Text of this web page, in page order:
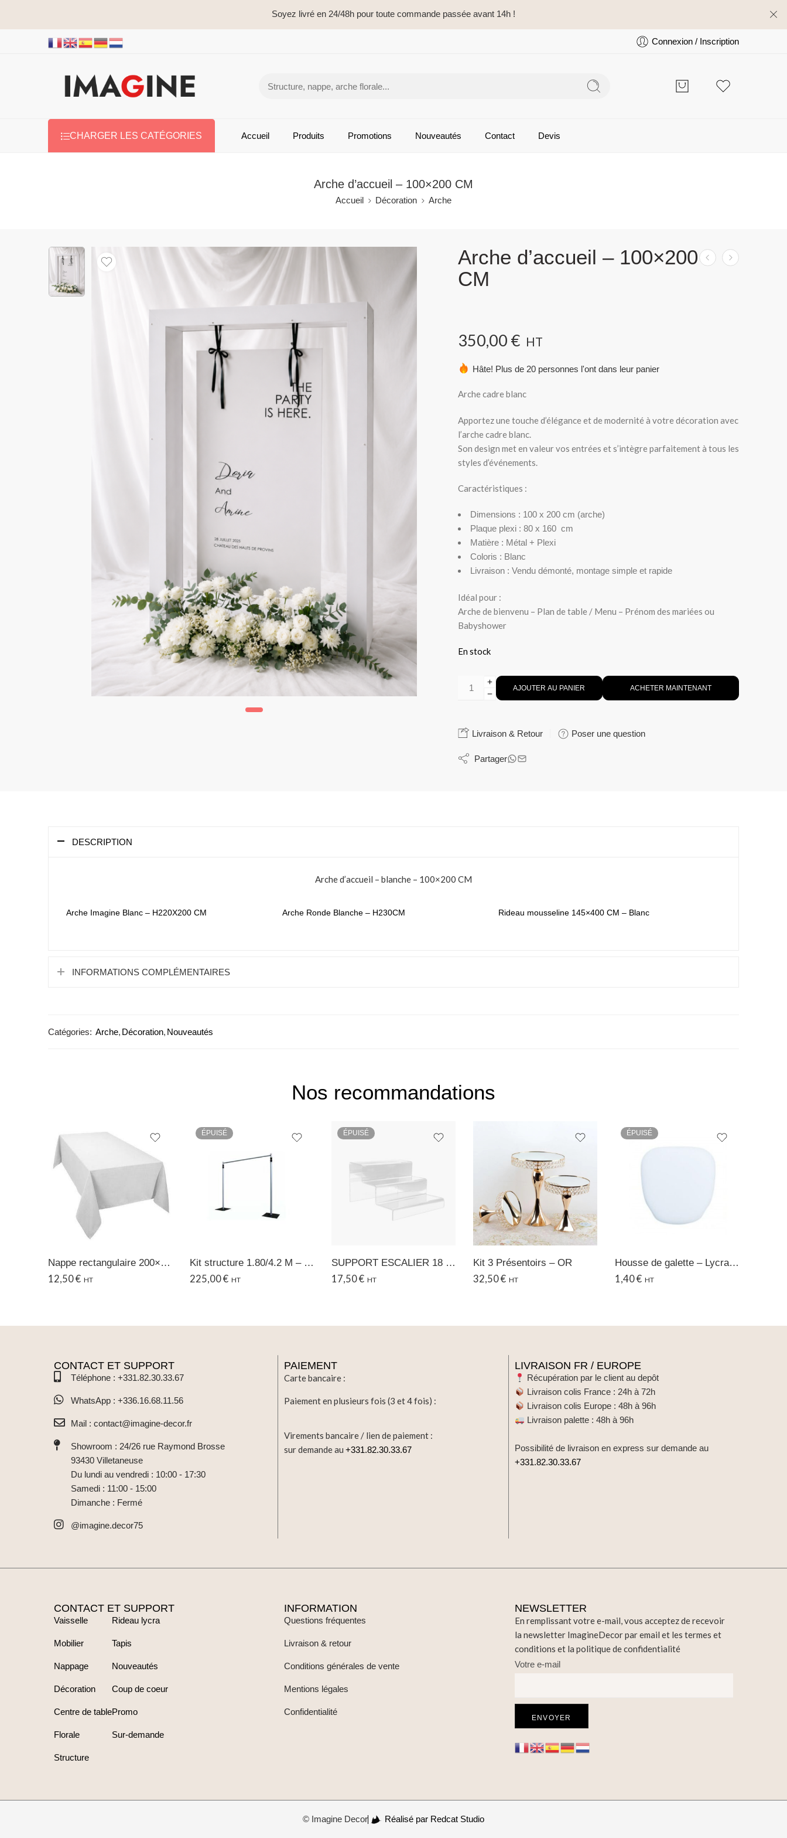
Soyez livré en 24/48h pour toute commande passée avant 14h !
Connexion / Inscription
CHARGER LES CATÉGORIES Accueil Produits Promotions Nouveautés Contact Devis
Arche d’accueil – 100×200 CM
Accueil Décoration Arche
Arche d’accueil – 100×200
CM
350,00 € HT
Hâte! Plus de 20 personnes l'ont dans leur panier
Arche cadre blanc
Apportez une touche d’élégance et de modernité à votre décoration avec
l’arche cadre blanc.
Son design met en valeur vos entrées et s’intègre parfaitement à tous les
styles d’événements.
Caractéristiques :
Dimensions : 100 x 200 cm (arche)
Plaque plexi : 80 x 160 cm
Matière : Métal + Plexi
Coloris : Blanc
Livraison : Vendu démonté, montage simple et rapide
Idéal pour :
Arche de bienvenu – Plan de table / Menu – Prénom des mariées ou
Babyshower
En stock
AJOUTER AU PANIER ACHETER MAINTENANT
Livraison & Retour Poser une question
Partager
DESCRIPTION
Arche d’accueil – blanche – 100×200 CM
Arche Imagine Blanc – H220X200 CM Arche Ronde Blanche – H230CM Rideau mousseline 145×400 CM – Blanc
INFORMATIONS COMPLÉMENTAIRES
Catégories: Arche, Décoration, Nouveautés
Nos recommandations
Nappe rectangulaire 200×400 cm – Blanche
12,50€ HT
ÉPUISÉ
Kit structure 1.80/4.2 M – Modèle grand
225,00€ HT
ÉPUISÉ
SUPPORT ESCALIER 18 – 31 CM
17,50€ HT
Kit 3 Présentoirs – OR
32,50€ HT
ÉPUISÉ
Housse de galette – Lycra blanc
1,40€ HT
CONTACT ET SUPPORT
Téléphone : +331.82.30.33.67
WhatsApp : +336.16.68.11.56
Mail : contact@imagine-decor.fr
Showroom : 24/26 rue Raymond Brosse
93430 Villetaneuse
Du lundi au vendredi : 10:00 - 17:30
Samedi : 11:00 - 15:00
Dimanche : Fermé
@imagine.decor75
PAIEMENT
Carte bancaire :
Paiement en plusieurs fois (3 et 4 fois) :
Virements bancaire / lien de paiement :
sur demande au+331.82.30.33.67
LIVRAISON FR / EUROPE
Récupération par le client au depôt
Livraison colis France : 24h à 72h
Livraison colis Europe : 48h à 96h
Livraison palette : 48h à 96h
Possibilité de livraison en express sur demande au
+331.82.30.33.67
CONTACT ET SUPPORT
Vaisselle
Mobilier
Nappage
Décoration
Centre de table
Florale
Structure
Rideau lycra
Tapis
Nouveautés
Coup de coeur
Promo
Sur-demande
INFORMATION
Questions fréquentes
Livraison & retour
Conditions générales de vente
Mentions légales
Confidentialité
NEWSLETTER
En remplissant votre e-mail, vous acceptez de recevoir
la newsletter ImagineDecor par email et les termes et
conditions et la politique de confidentialité
Votre e-mail
© Imagine Decor Réalisé par Redcat Studio